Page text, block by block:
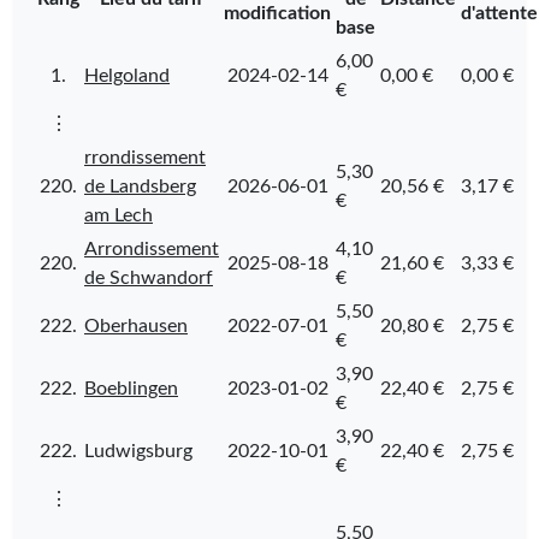
modification
base
d'attente
1. Helgoland 2024-02-14
6,00
€
0,00 € 0,00 €
⋮
220.
rrondissement
de Landsberg
am Lech
2026-06-01
5,30
€
20,56 € 3,17 €
220.
Arrondissement
de Schwandorf
2025-08-18
4,10
€
21,60 € 3,33 €
222. Oberhausen 2022-07-01
5,50
€
20,80 € 2,75 €
222. Boeblingen 2023-01-02
3,90
€
22,40 € 2,75 €
222. Ludwigsburg 2022-10-01
3,90
€
22,40 € 2,75 €
⋮
5,50